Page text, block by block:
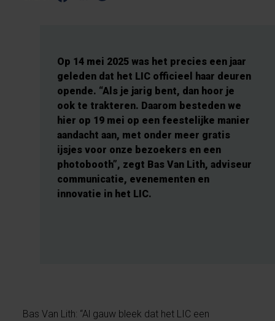
Op 14 mei 2025 was het precies een jaar
geleden dat het LIC officieel haar deuren
opende. “Als je jarig bent, dan hoor je
ook te trakteren. Daarom besteden we
hier op 19 mei op een feestelijke manier
aandacht aan, met onder meer gratis
ijsjes voor onze bezoekers en een
photobooth”, zegt Bas Van Lith, adviseur
communicatie, evenementen en
innovatie in het LIC.
Bas Van Lith: “Al gauw bleek dat het LIC een